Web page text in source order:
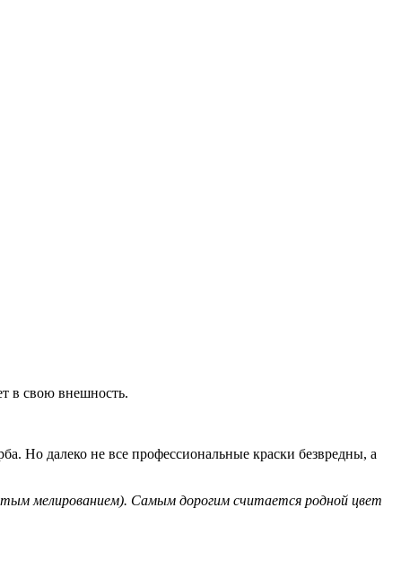
в свою внешность.
Но далеко не все профессиональные краски безвредны, а
мелированием). Самым дорогим считается родной цвет